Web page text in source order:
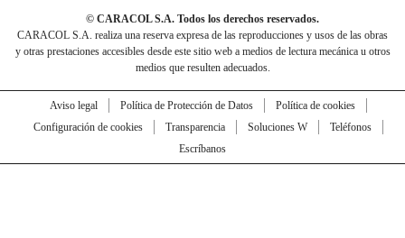
© CARACOL S.A. Todos los derechos reservados.
CARACOL S.A. realiza una reserva expresa de las reproducciones y usos de las obras
y otras prestaciones accesibles desde este sitio web a medios de lectura mecánica u otros
medios que resulten adecuados.
Aviso legal Política de Protección de Datos
Política de cookies
Configuración de cookies
Transparencia Soluciones W
Teléfonos
Escríbanos